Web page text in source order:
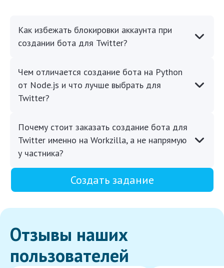
Как избежать блокировки аккаунта при
создании бота для Twitter?
Чем отличается создание бота на Python
от Node.js и что лучше выбрать для
Twitter?
Почему стоит заказать создание бота для
Twitter именно на Workzilla, а не напрямую
у частника?
Создать задание
Отзывы наших
пользователей